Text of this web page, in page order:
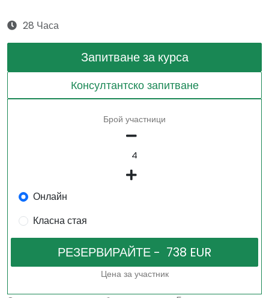
28 Часа
Запитване за курса
Консултантско запитване
Брой участници
Онлайн
Класна стая
Цена за участник